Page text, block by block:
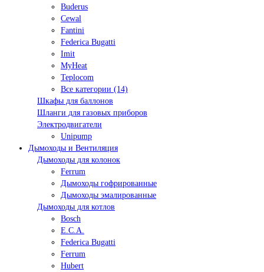
Buderus
Cewal
Fantini
Federica Bugatti
Imit
MyHeat
Teplocom
Все категории (14)
Шкафы для баллонов
Шланги для газовых приборов
Электродвигатели
Unipump
Дымоходы и Вентиляция
Дымоходы для колонок
Ferrum
Дымоходы гофрированные
Дымоходы эмалированные
Дымоходы для котлов
Bosch
E.C.A.
Federica Bugatti
Ferrum
Hubert